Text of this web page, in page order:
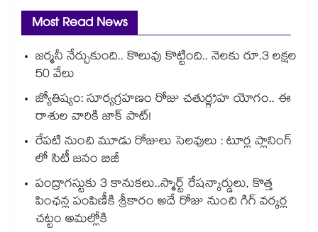
Most Read News
జర్మనీ నేర్చుకుంది.. కొలువు కొట్టింది.. నెలకు రూ.3 లక్షల
50 వేలు
జ్యోతిష్యం: సూర్యగ్రహణం రోజు చతుర్గ్రహ యోగం.. ఈ
రాశుల వారికి జాక్ పాట్!
రేపటి నుంచి మూడు రోజులు సెలవులు : టూర్ల ప్లానింగ్
లో సిటీ జనం బిజీ
పంద్రాగస్టుకు 3 కానుకలు..స్మార్ట్ రేషన్కార్డులు, కొత్త
పింఛన్ల పంపిణీకి శ్రీకారం అదే రోజు నుంచి గిగ్ వర్కర్ల
చట్టం అమల్లోకి